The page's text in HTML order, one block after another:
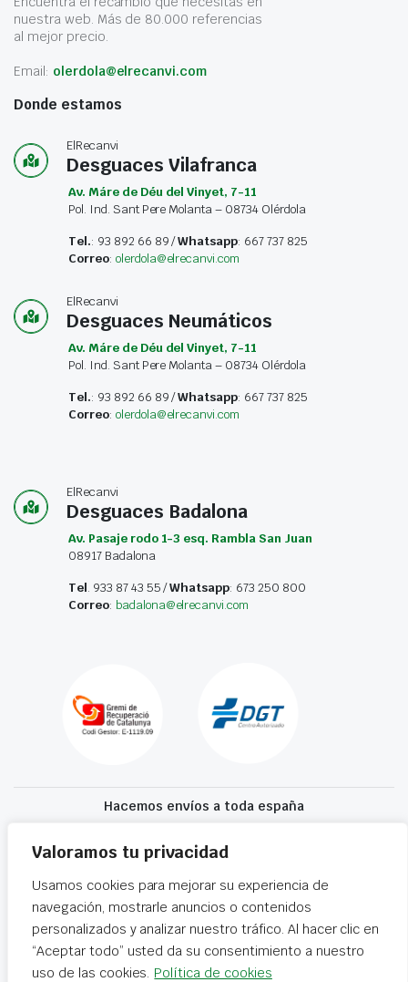
Valoramos tu privacidad
Usamos cookies para mejorar su experiencia de
navegación, mostrarle anuncios o contenidos
personalizados y analizar nuestro tráfico. Al hacer clic en
“Aceptar todo” usted da su consentimiento a nuestro
uso de las cookies. Política de cookies
nuestra web. Más de 80.000 referencias
al mejor precio.
Email: olerdola@elrecanvi.com
Donde estamos
ElRecanvi
Desguaces Vilafranca
Av. Máre de Déu del Vinyet, 7-11
Pol. Ind. Sant Pere Molanta – 08734 Olérdola
Tel.: 93 892 66 89 /Whatsapp: 667 737 825
Correo: olerdola@elrecanvi.com
ElRecanvi
Desguaces Neumáticos
Av. Máre de Déu del Vinyet, 7-11
Pol. Ind. Sant Pere Molanta – 08734 Olérdola
Tel.: 93 892 66 89 /Whatsapp: 667 737 825
Correo: olerdola@elrecanvi.com
ElRecanvi
Desguaces Badalona
Av. Pasaje rodo 1-3 esq. Rambla San Juan
08917 Badalona
Tel. 933 87 43 55 /Whatsapp: 673 250 800
Correo: badalona@elrecanvi.com
Hacemos envíos a toda españa
Recibe tu recambio en 24-72 horas
Desguaces El Recanvi 2026 ©Condiciones generales·Declaración de